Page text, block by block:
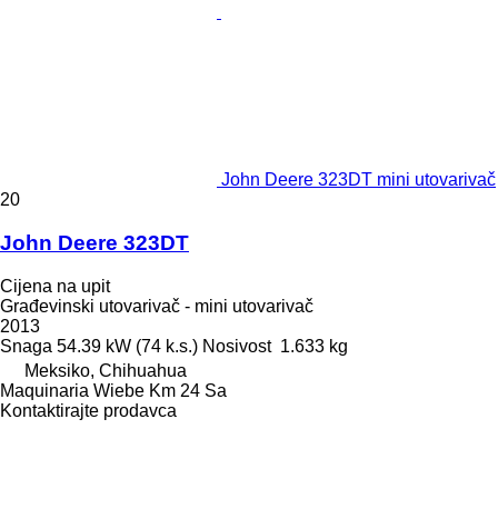
John Deere 323DT mini utovarivač
20
John Deere 323DT
Cijena na upit
Građevinski utovarivač - mini utovarivač
2013
Snaga 54.39 kW (74 k.s.) Nosivost 1.633 kg
Meksiko, Chihuahua
Maquinaria Wiebe Km 24 Sa
Kontaktirajte prodavca